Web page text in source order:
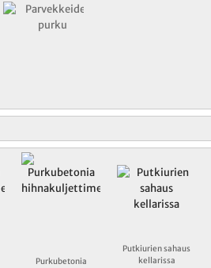
Purkubetonia
Putkiurien sahaus
kellarissa